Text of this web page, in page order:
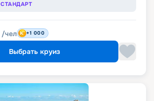
СТАНДАРТ
/чел +1 000
Выбрать круиз